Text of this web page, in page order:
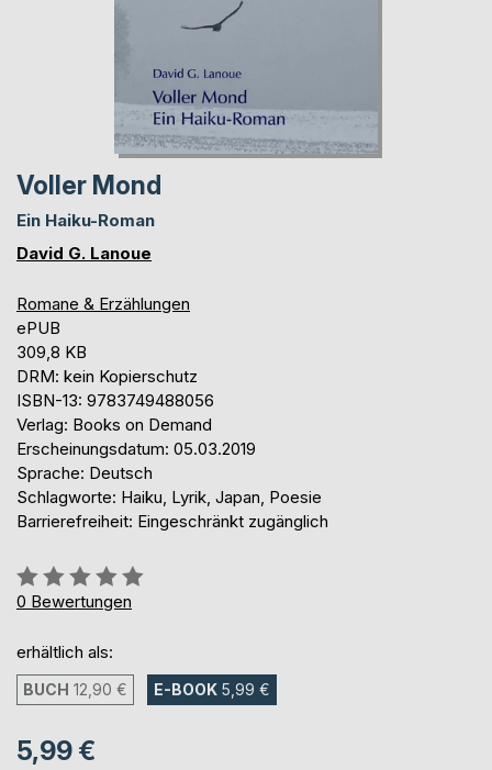
Voller Mond
Ein Haiku-Roman
David G. Lanoue
Romane & Erzählungen
ePUB
309,8 KB
DRM: kein Kopierschutz
ISBN-13: 9783749488056
Verlag: Books on Demand
Erscheinungsdatum: 05.03.2019
Sprache: Deutsch
Schlagworte: Haiku, Lyrik, Japan, Poesie
Barrierefreiheit: Eingeschränkt zugänglich
Bewertung::
0%
0 Bewertungen
erhältlich als:
BUCH 12,90 € E-BOOK 5,99 €
5,99 €